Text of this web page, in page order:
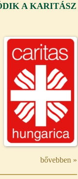
A KARITÁSZ
bővebben »